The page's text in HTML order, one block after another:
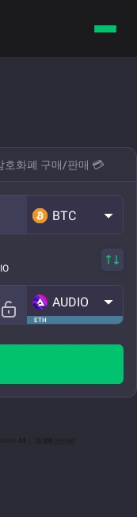
호화폐 구매/판매 💳
BTC
ETH
AUDIO